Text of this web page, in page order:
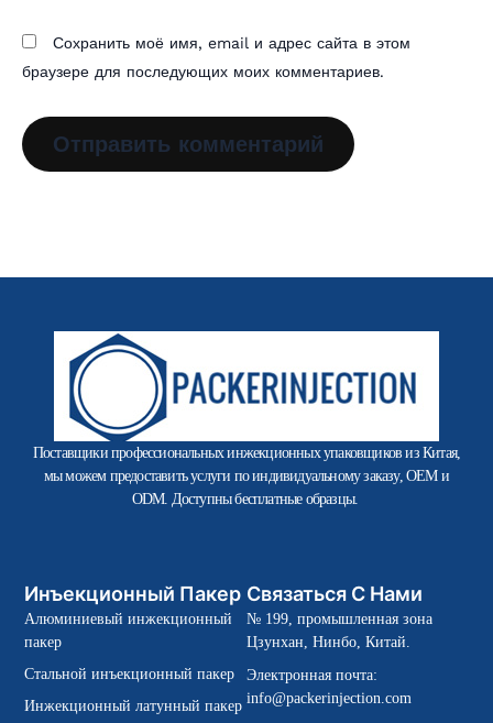
Сохранить моё имя, email и адрес сайта в этом
браузере для последующих моих комментариев.
Поставщики профессиональных инжекционных упаковщиков из Китая,
мы можем предоставить услуги по индивидуальному заказу, OEM и
ODM. Доступны бесплатные образцы.
Инъекционный Пакер
Алюминиевый инжекционный
пакер
Стальной инъекционный пакер
Инжекционный латунный пакер
Связаться С Нами
№ 199, промышленная зона
Цзунхан, Нинбо, Китай.
Электронная почта:
info@packerinjection.com